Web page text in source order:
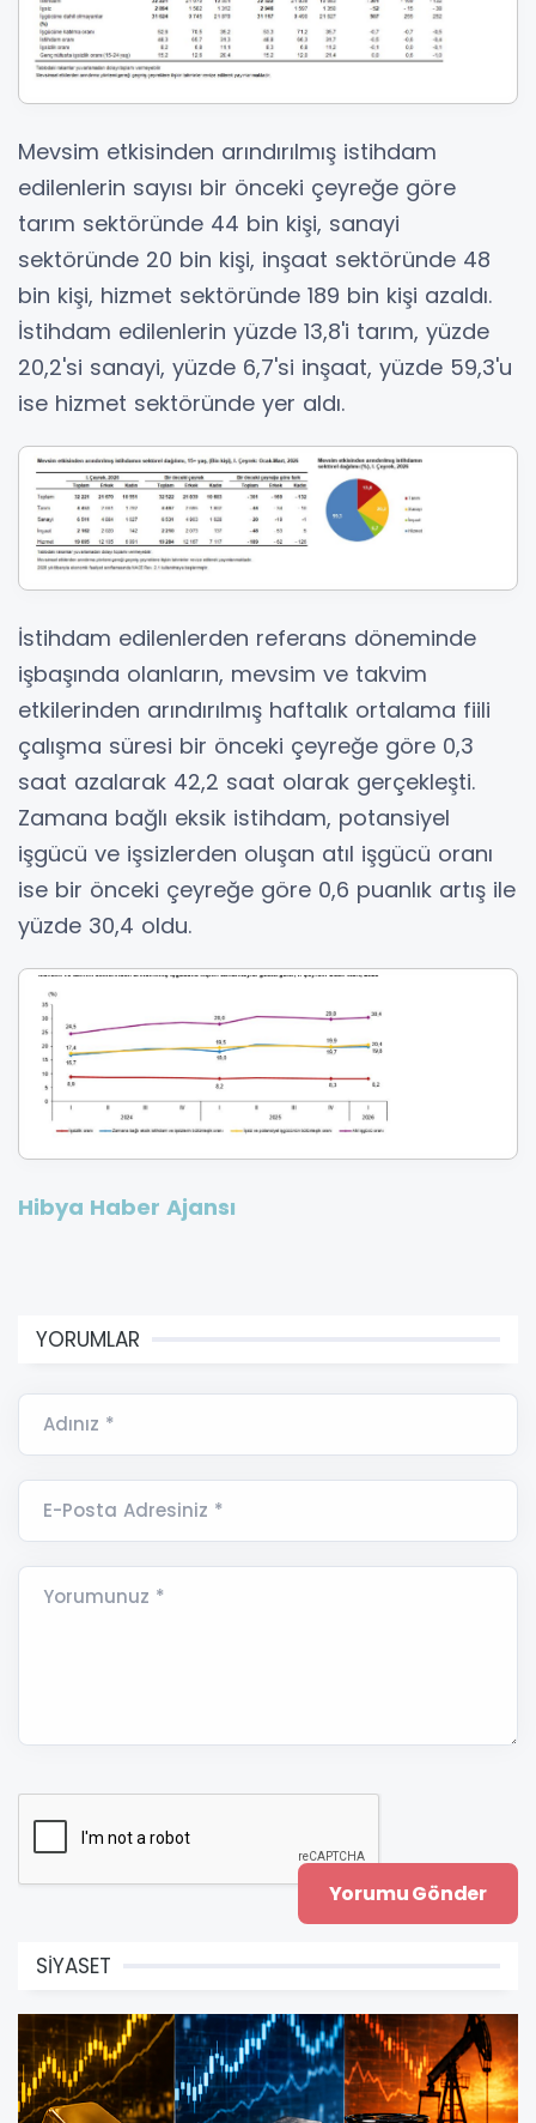
Mevsim etkisinden arındırılmış istihdam
edilenlerin sayısı bir önceki çeyreğe göre
tarım sektöründe 44 bin kişi, sanayi
sektöründe 20 bin kişi, inşaat sektöründe 48
bin kişi, hizmet sektöründe 189 bin kişi azaldı.
İstihdam edilenlerin yüzde 13,8'i tarım, yüzde
20,2'si sanayi, yüzde 6,7'si inşaat, yüzde 59,3'u
ise hizmet sektöründe yer aldı.
İstihdam edilenlerden referans döneminde
işbaşında olanların, mevsim ve takvim
etkilerinden arındırılmış haftalık ortalama fiili
çalışma süresi bir önceki çeyreğe göre 0,3
saat azalarak 42,2 saat olarak gerçekleşti.
Zamana bağlı eksik istihdam, potansiyel
işgücü ve işsizlerden oluşan atıl işgücü oranı
ise bir önceki çeyreğe göre 0,6 puanlık artış ile
yüzde 30,4 oldu.
Hibya Haber Ajansı
YORUMLAR
Adınız *
E-Posta Adresiniz *
Yorumunuz *
SİYASET